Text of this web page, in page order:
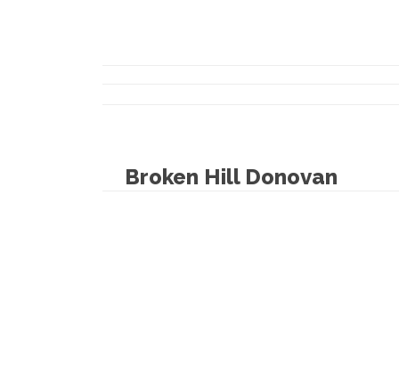
Broken Hill Donovan